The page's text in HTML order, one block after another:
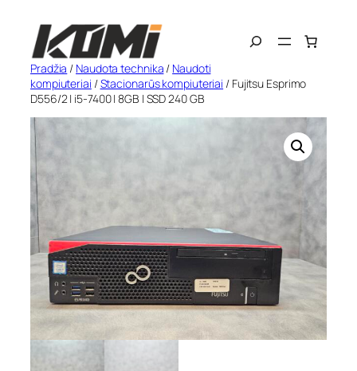
turinio
Search
Pradžia / Naudota technika / Naudoti
kompiuteriai /Stacionarūs kompiuteriai / Fujitsu Esprimo
D556/2 | i5-7400 | 8GB | SSD 240 GB